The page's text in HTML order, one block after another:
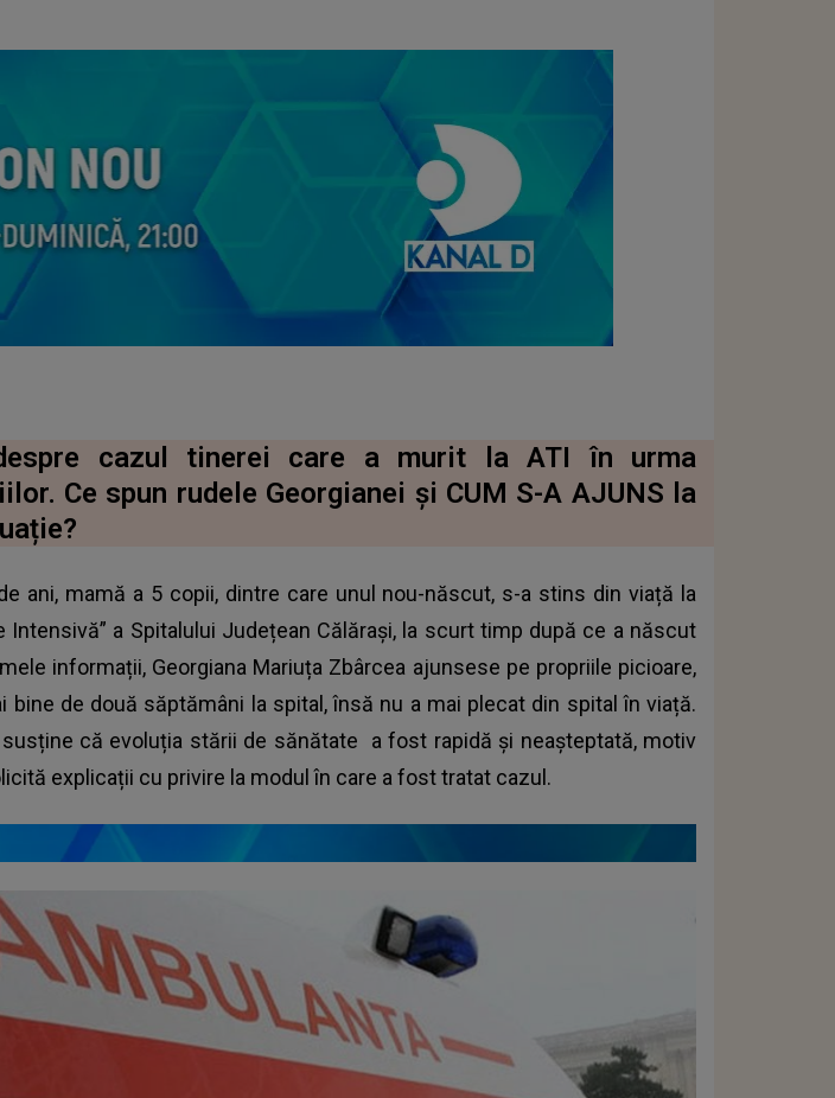
cazul tinerei care a murit la ATI în urma
Ce spun rudele Georgianei și CUM S-A AJUNS la
ani, mamă a 5 copii, dintre care unul nou-născut, s-a stins din viață la
Intensivă” a Spitalului Județean Călărași, la scurt timp după ce a născut
informații, Georgiana Mariuța Zbârcea ajunsese pe propriile picioare,
bine de două săptămâni la spital, însă nu a mai plecat din spital în viață.
că evoluția stării de sănătate
a fost rapidă și neașteptată, motiv
explicații cu privire la modul în care a fost tratat cazul.